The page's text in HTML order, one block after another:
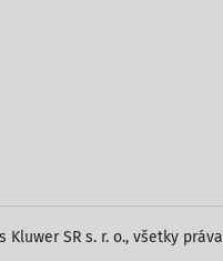
Kluwer SR s. r. o., všetky práva